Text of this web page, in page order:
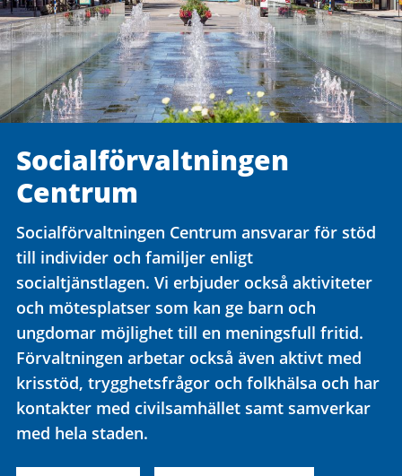
Social­förvaltningen
Centrum
Socialförvaltningen Centrum ansvarar för stöd
till individer och familjer enligt
socialtjänstlagen. Vi erbjuder också aktiviteter
och mötesplatser som kan ge barn och
ungdomar möjlighet till en meningsfull fritid.
Förvaltningen arbetar också även aktivt med
krisstöd, trygghetsfrågor och folkhälsa och har
kontakter med civilsamhället samt samverkar
med hela staden.